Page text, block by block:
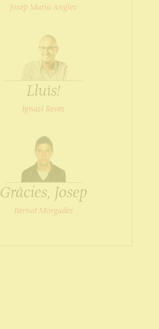
Josep Maria Anglès
Lluís!
Ignasi Revés
Gràcies, Josep
Bernat Morgades